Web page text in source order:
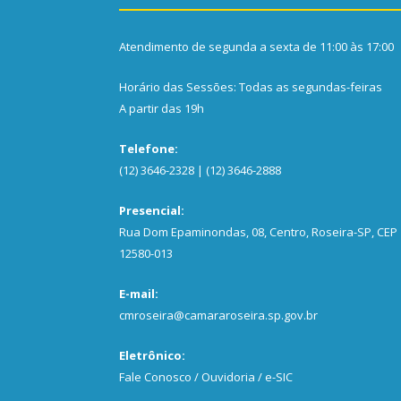
Atendimento de segunda a sexta de 11:00 às 17:00
Horário das Sessões: Todas as segundas-feiras
A partir das 19h
Telefone:
(12) 3646-2328 | (12) 3646-2888
Presencial:
Rua Dom Epaminondas, 08, Centro, Roseira-SP, CEP
12580-013
E-mail:
cmroseira@camararoseira.sp.gov.br
Eletrônico:
Fale Conosco / Ouvidoria / e-SIC